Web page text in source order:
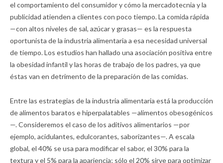
el comportamiento del consumidor y cómo la mercadotecnia y la
publicidad atienden a clientes con poco tiempo. La comida rápida
—con altos niveles de sal, azúcar y grasas— es la respuesta
oportunista de la industria alimentaria a esa necesidad universal
de tiempo. Los estudios han hallado una asociación positiva entre
la obesidad infantil y las horas de trabajo de los padres, ya que
éstas van en detrimento de la preparación de las comidas.
Entre las estrategias de la industria alimentaria está la producción
de alimentos baratos e hiperpalatables —alimentos obesogénicos
—. Consideremos el caso de los aditivos alimentarios —por
ejemplo, acidulantes, edulcorantes, saborizantes—. A escala
global, el 40% se usa para modificar el sabor, el 30% para la
textura y el 5% para la apariencia; sólo el 20% sirve para optimizar